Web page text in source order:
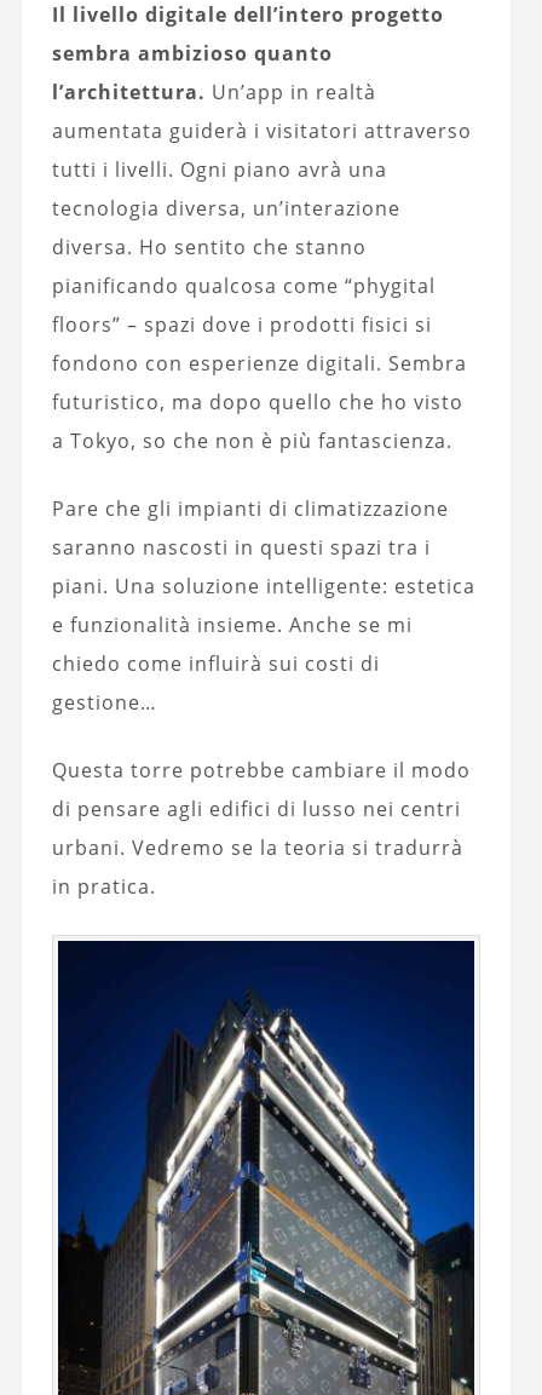
Il livello digitale dell’intero progetto
sembra ambizioso quanto
l’architettura. Un’app in realtà
aumentata guiderà i visitatori attraverso
tutti i livelli. Ogni piano avrà una
tecnologia diversa, un’interazione
diversa. Ho sentito che stanno
pianificando qualcosa come “phygital
floors” – spazi dove i prodotti fisici si
fondono con esperienze digitali. Sembra
futuristico, ma dopo quello che ho visto
a Tokyo, so che non è più fantascienza.
Pare che gli impianti di climatizzazione
saranno nascosti in questi spazi tra i
piani. Una soluzione intelligente: estetica
e funzionalità insieme. Anche se mi
chiedo come influirà sui costi di
gestione…
Questa torre potrebbe cambiare il modo
di pensare agli edifici di lusso nei centri
urbani. Vedremo se la teoria si tradurrà
in pratica.